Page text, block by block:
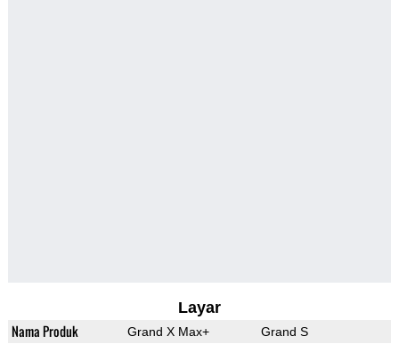
Layar
Nama Produk Grand X Max+ Grand S